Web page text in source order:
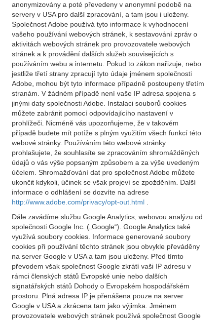
anonymizovány a poté převedeny v anonymní podobě na
servery v USA pro další zpracování, a tam jsou i uloženy.
Společnost Adobe používá tyto informace k vyhodnocení
vašeho používání webových stránek, k sestavování zpráv o
aktivitách webových stránek pro provozovatele webových
stránek a k provádění dalších služeb souvisejících s
používáním webu a internetu. Pokud to zákon nařizuje, nebo
jestliže třetí strany zpracují tyto údaje jménem společnosti
Adobe, mohou být tyto informace případně postoupeny třetím
stranám. V žádném případě není vaše IP adresa spojena s
jinými daty společnosti Adobe. Instalaci souborů cookies
můžete zabránit pomocí odpovídajícího nastavení v
prohlížeči. Nicméně vás upozorňujeme, že v takovém
případě budete mít potíže s plným využitím všech funkcí této
webové stránky. Používáním této webové stránky
prohlašujete, že souhlasíte se zpracováním shromážděných
údajů o vás výše popsaným způsobem a za výše uvedeným
účelem. Shromažďování dat pro společnost Adobe můžete
ukončit kdykoli, účinek se však projeví se zpožděním. Další
informace o odhlášení se dozvíte na adrese
http://www.adobe.com/privacy/opt-out.html
Dále zavádíme službu Google Analytics, webovou analýzu od
společnosti Google Inc. („Google“). Google Analytics také
využívá soubory cookies. Informace generované soubory
cookies při používání těchto stránek jsou obvykle převáděny
na server Google v USA a tam jsou uloženy. Před tímto
převodem však společnost Google zkrátí vaši IP adresu v
rámci členských států Evropské unie nebo dalších
signatářských států Dohody o Evropském hospodářském
prostoru. Plná adresa IP je přenášena pouze na server
Google v USA a zkrácena tam jako výjimka. Jménem
provozovatele webových stránek používá společnost Google